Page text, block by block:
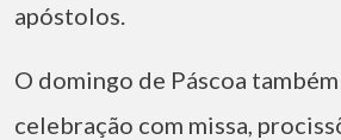
apóstolos.
O domingo de Páscoa
celebração com missa,